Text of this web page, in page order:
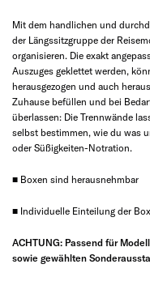
Mit dem handlichen und
der Längssitzgruppe der
organisieren. Die exakt
Auszuges geklettet werden,
herausgezogen und auch
Zuhause befüllen und bei
überlassen: Die Trennwände
selbst bestimmen, wie du was
oder Süßigkeiten-Notration.
■ Boxen sind herausnehmbar
■ Individuelle Einteilung der
ACHTUNG: Passend für
sowie gewählten